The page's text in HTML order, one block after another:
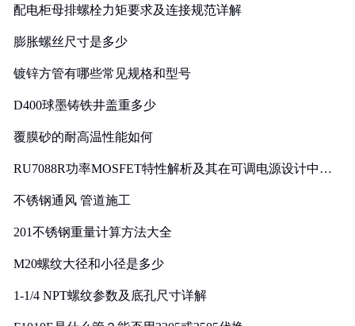
配电柜母排螺栓力矩要求及连接规范详解
膨胀螺丝尺寸是多少
镀锌方管有哪些常见规格和型号
D400球墨铸铁井盖重多少
覆膜砂的耐高温性能如何
RU7088R功率MOSFET特性解析及其在可调电源设计中的
不锈钢通风 管道施工
201不锈钢重量计算方法大全
M20螺纹大径和小径是多少
1-1/4 NPT螺纹参数及底孔尺寸详解